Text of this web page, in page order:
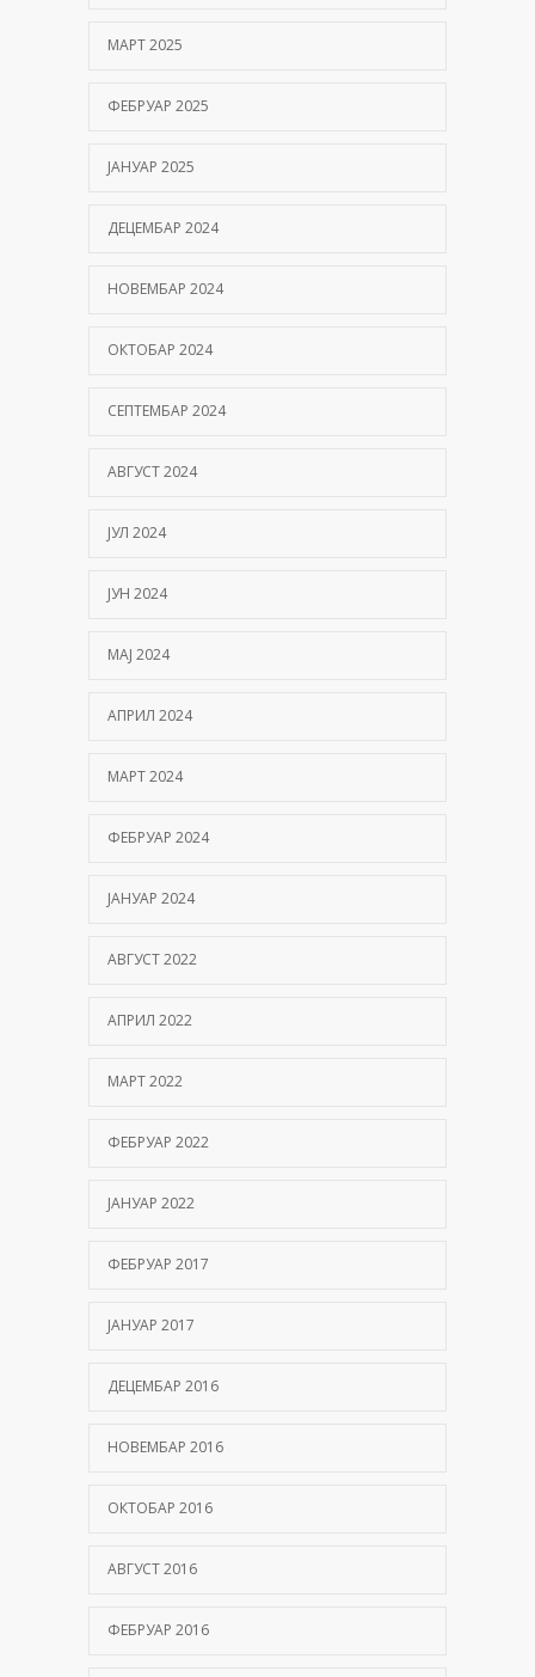
МАРТ 2025
ФЕБРУАР 2025
ЈАНУАР 2025
ДЕЦЕМБАР 2024
НОВЕМБАР 2024
ОКТОБАР 2024
СЕПТЕМБАР 2024
АВГУСТ 2024
ЈУЛ 2024
ЈУН 2024
МАЈ 2024
АПРИЛ 2024
МАРТ 2024
ФЕБРУАР 2024
ЈАНУАР 2024
АВГУСТ 2022
АПРИЛ 2022
МАРТ 2022
ФЕБРУАР 2022
ЈАНУАР 2022
ФЕБРУАР 2017
ЈАНУАР 2017
ДЕЦЕМБАР 2016
НОВЕМБАР 2016
ОКТОБАР 2016
АВГУСТ 2016
ФЕБРУАР 2016